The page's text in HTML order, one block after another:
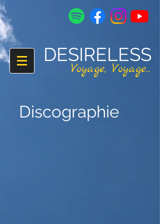
DESIRELESS
Voyage,Voyage...
Discographie